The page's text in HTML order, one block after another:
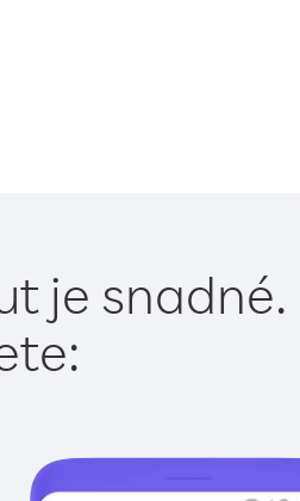
je snadné.